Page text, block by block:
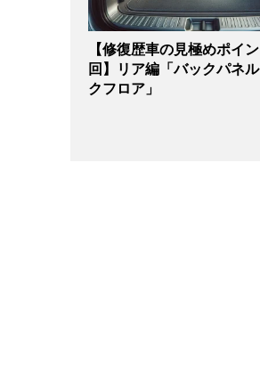
【修復歴車の見極めポイ
回】リア編「バックパネ
クフロア」